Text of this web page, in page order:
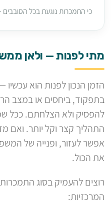
כי התמכרות נוגעת בכל
מתי לפנות — ולאן
הזמן הנכון לפנות הוא
בתפקוד, ביחסים או במצב
להפסיק ולא הצלחתם. ככל
התהליך קצר וקל יותר. ואם
אפשר לעזור, ופנייה של
את הכול.
רוצים להעמיק בסוג
המרכזיות: